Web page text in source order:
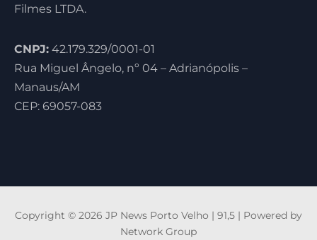
Filmes LTDA.
CNPJ: 42.179.329/0001-01
Rua Miguel Ângelo, nº 04 – Adrianópolis –
Manaus/AM
CEP: 69057-083
Copyright © 2026 JP News Porto Velho | 91,5 | Powered by
Network Group